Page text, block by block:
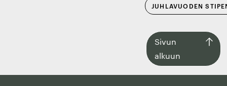
JUHLAVUODEN
Sivun
alkuun
sivun